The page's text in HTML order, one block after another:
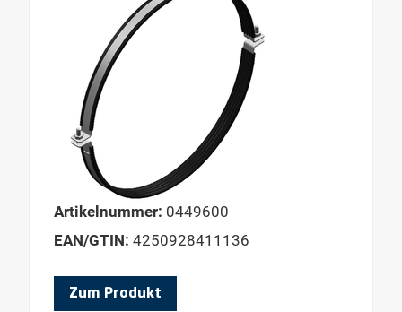
Artikelnummer: 0449600
EAN/GTIN: 4250928411136
Zum Produkt